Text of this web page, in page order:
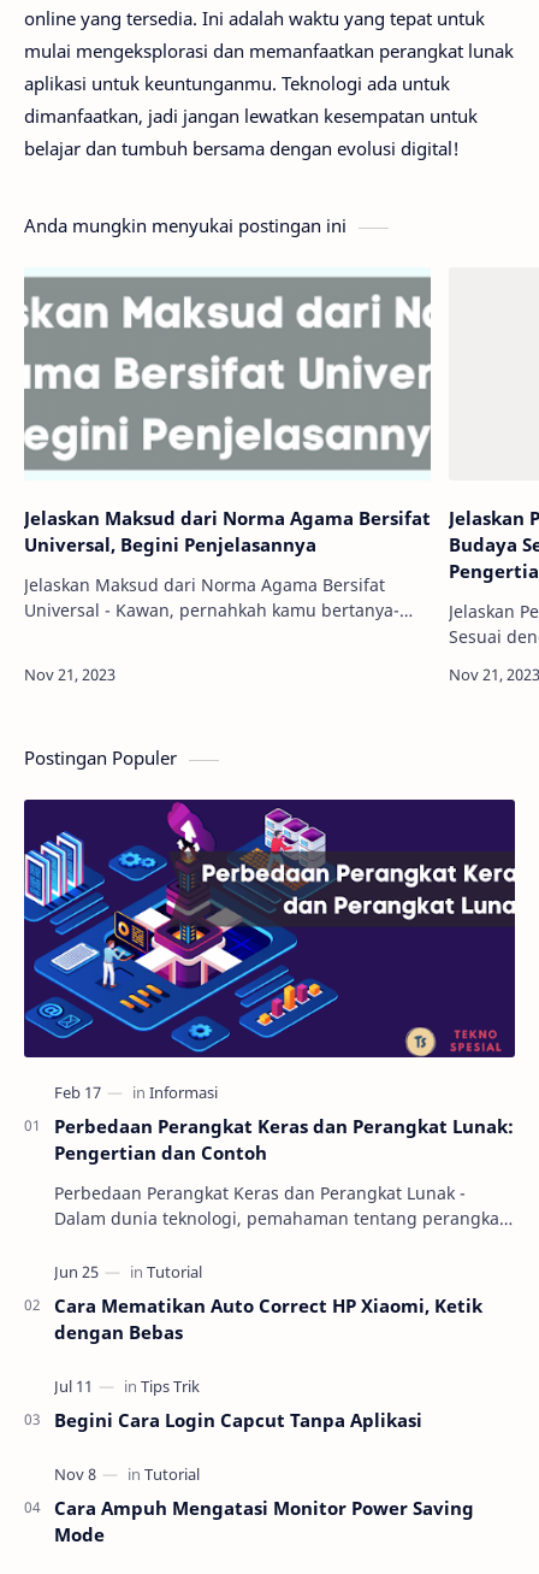
online yang tersedia. Ini adalah waktu yang tepat untuk
mulai mengeksplorasi dan memanfaatkan perangkat lunak
aplikasi untuk keuntunganmu. Teknologi ada untuk
dimanfaatkan, jadi jangan lewatkan kesempatan untuk
belajar dan tumbuh bersama dengan evolusi digital!
Anda mungkin menyukai postingan ini
Jelaskan Maksud dari Norma Agama Bersifat
Universal, Begini Penjelasannya
Jelaskan Maksud dari Norma Agama Bersifat
Universal - Kawan, pernahkah kamu bertanya-
artike…
Jelaskan
Budaya
Jelaskan
Sesuai
ini,
Postingan Populer
Perbedaan Perangkat Keras dan Perangkat Lunak:
Pengertian dan Contoh
Perbedaan Perangkat Keras dan Perangkat Lunak -
Dalam dunia teknologi, pemahaman tentang perangkat
Cara Mematikan Auto Correct HP Xiaomi, Ketik
dengan Bebas
Begini Cara Login Capcut Tanpa Aplikasi
Cara Ampuh Mengatasi Monitor Power Saving
Mode